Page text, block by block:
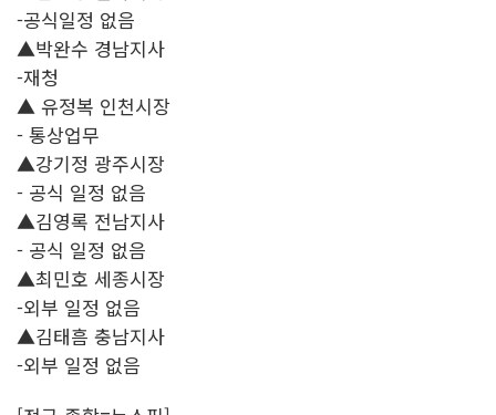
-공식일정 없음
▲박완수 경남지사
-재청
▲ 유정복 인천시장
- 통상업무
▲강기정 광주시장
- 공식 일정 없음
▲김영록 전남지사
- 공식 일정 없음
▲최민호 세종시장
-외부 일정 없음
▲김태흠 충남지사
-외부 일정 없음